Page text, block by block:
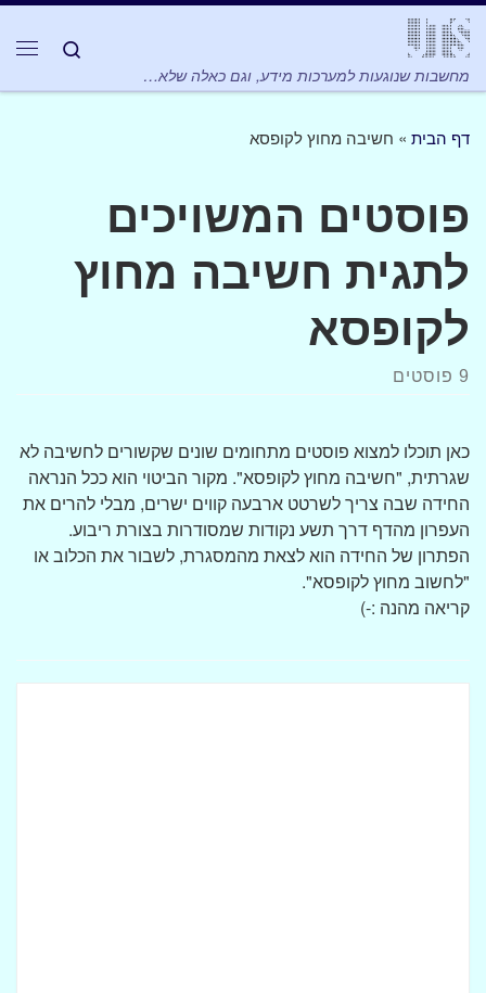
מחשבות שנוגעות למערכות מידע, וגם כאלה שלא…
Search
דף הבית » חשיבה מחוץ לקופסא
פוסטים המשויכים
לתגית חשיבה מחוץ
לקופסא
9 פוסטים
כאן תוכלו למצוא פוסטים מתחומים שונים שקשורים לחשיבה לא
שגרתית, "חשיבה מחוץ לקופסא". מקור הביטוי הוא ככל הנראה
החידה שבה צריך לשרטט ארבעה קווים ישרים, מבלי להרים את
העפרון מהדף דרך תשע נקודות שמסודרות בצורת ריבוע.
הפתרון של החידה הוא לצאת מהמסגרת, לשבור את הכלוב או
"לחשוב מחוץ לקופסא".
קריאה מהנה :-)